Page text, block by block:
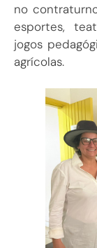
no
esportes,
jogos
agrícolas.